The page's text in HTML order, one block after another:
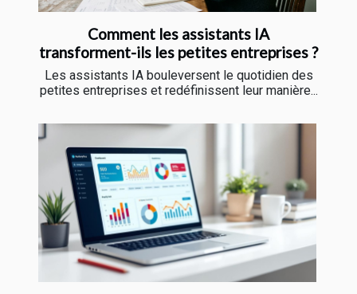
Comment les assistants IA
transforment-ils les petites entreprises ?
Les assistants IA bouleversent le quotidien des
petites entreprises et redéfinissent leur manière...